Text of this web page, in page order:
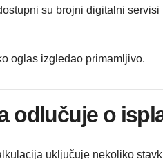
su brojni digitalni
oglas izgledao primamljivo.
odlučuje o
uključuje nekoliko